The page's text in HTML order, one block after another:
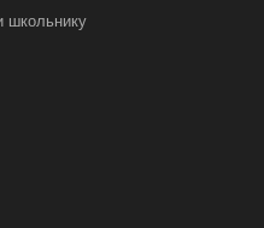
школьнику